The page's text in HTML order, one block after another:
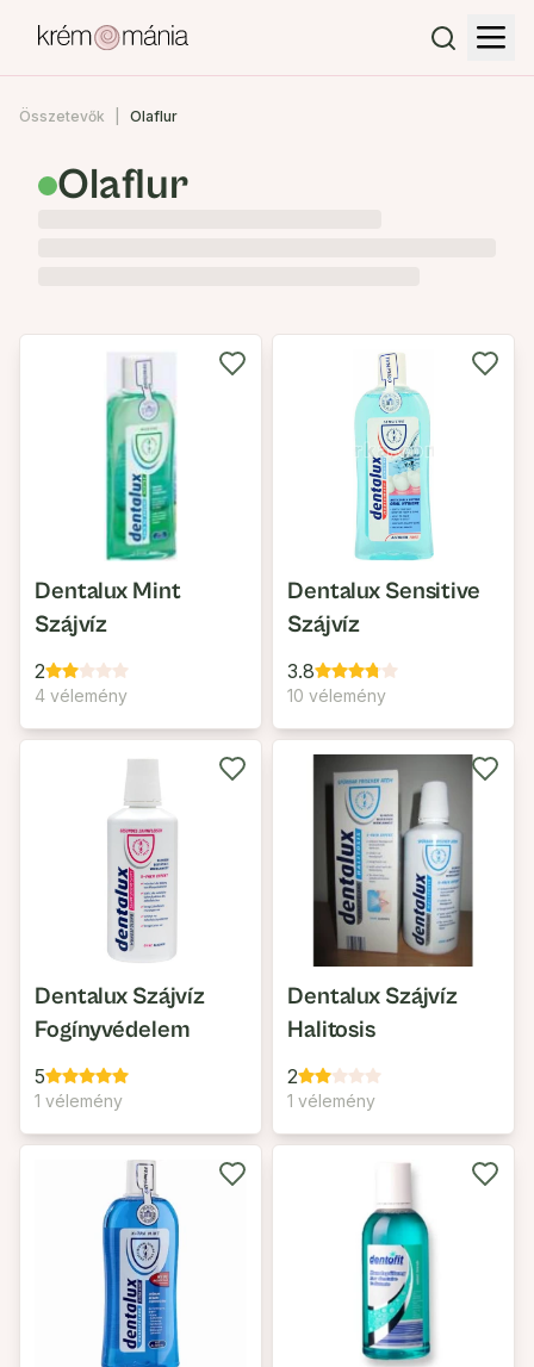
Összetevők Olaflur
Olaflur
Dentalux Mint
Szájvíz
2
4 vélemény
Dentalux Sensitive
Szájvíz
3.8
10 vélemény
Dentalux Szájvíz
Fogínyvédelem
5
1 vélemény
Dentalux Szájvíz
Halitosis
2
1 vélemény